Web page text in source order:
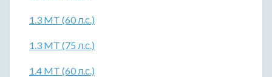
1.3 MT (60 л.с.)
1.3 MT (75 л.с.)
1.4 MT (60 л.с.)